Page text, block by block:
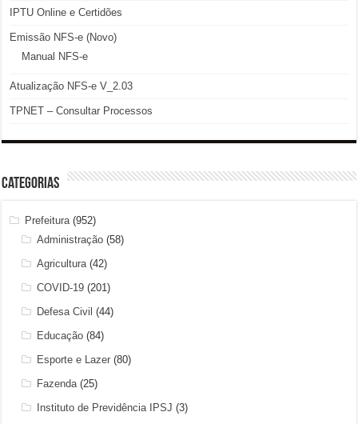
IPTU Online e Certidões
Emissão NFS-e (Novo)
Manual NFS-e
Atualização NFS-e V_2.03
TPNET – Consultar Processos
Categorias
Prefeitura (952)
Administração (58)
Agricultura (42)
COVID-19 (201)
Defesa Civil (44)
Educação (84)
Esporte e Lazer (80)
Fazenda (25)
Instituto de Previdência IPSJ (3)